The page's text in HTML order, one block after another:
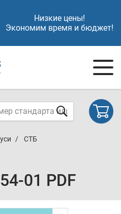
Низкие цены!
Экономим время и бюджет!
СТБ
01 PDF